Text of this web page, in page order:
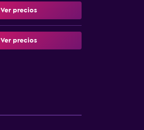
Ver precios
Ver precios